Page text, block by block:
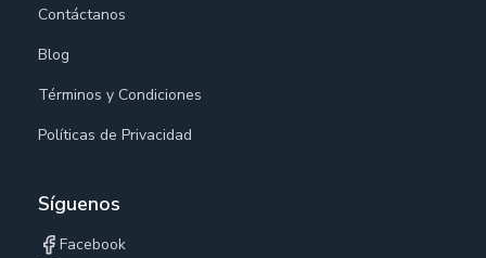
Contáctanos
Blog
Términos y Condiciones
Políticas de Privacidad
Síguenos
Facebook